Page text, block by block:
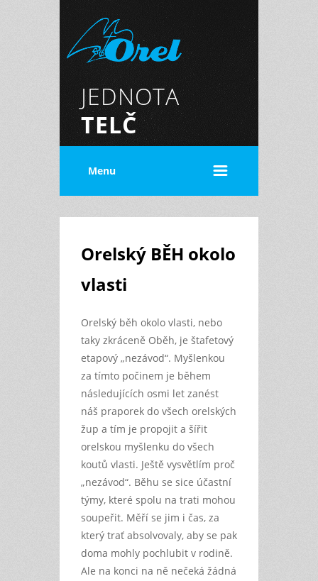
JEDNOTA
TELČ
Menu
Orelský BĚH okolo
vlasti
Orelský běh okolo vlasti, nebo
taky zkráceně Oběh, je štafetový
etapový „nezávod“. Myšlenkou
za tímto počinem je během
následujících osmi let zanést
náš praporek do všech orelských
žup a tím je propojit a šířit
orelskou myšlenku do všech
koutů vlasti. Ještě vysvětlím proč
„nezávod“. Běhu se sice účastní
týmy, které spolu na trati mohou
soupeřit. Měří se jim i čas, za
který trať absolvovaly, aby se pak
doma mohly pochlubit v rodině.
Ale na konci na ně nečeká žádná